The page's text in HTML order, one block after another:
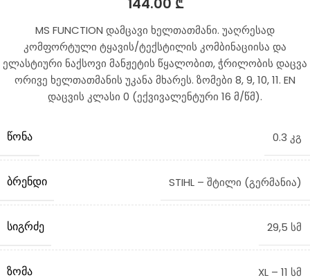
144.00 ₾
MS FUNCTION დამცავი ხელთათმანი. უაღრესად
კომფორტული ტყავის/ტექსტილის კომბინაციისა და
ელასტიური ნაქსოვი მანჟეტის წყალობით, ჭრილობის დაცვა
ორივე ხელთათმანის უკანა მხარეს. ზომები 8, 9, 10, 11. EN
დაცვის კლასი 0 (ექვივალენტური 16 მ/წმ).
ᲬᲝᲜᲐ 0.3 კგ
ᲑᲠᲔᲜᲓᲘ STIHL – შტილი (გერმანია)
ᲡᲘᲒᲠᲫᲔ 29,5 სმ
ᲖᲝᲛᲐ XL – 11 სმ